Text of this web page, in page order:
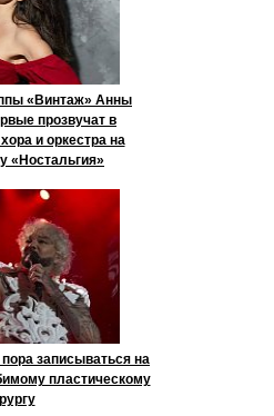
«Винтаж» Анны
прозвучат в
и оркестра на
«Ностальгия»
записываться на
пластическому